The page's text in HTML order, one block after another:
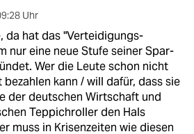
Uhr
da hat das "Verteidigungs-
nur eine neue Stufe seiner Spar-
Wer die Leute schon nicht
kann / will dafür, dass sie
der deutschen Wirtschaft und
Teppichroller den Hals
muss in Krisenzeiten wie diesen